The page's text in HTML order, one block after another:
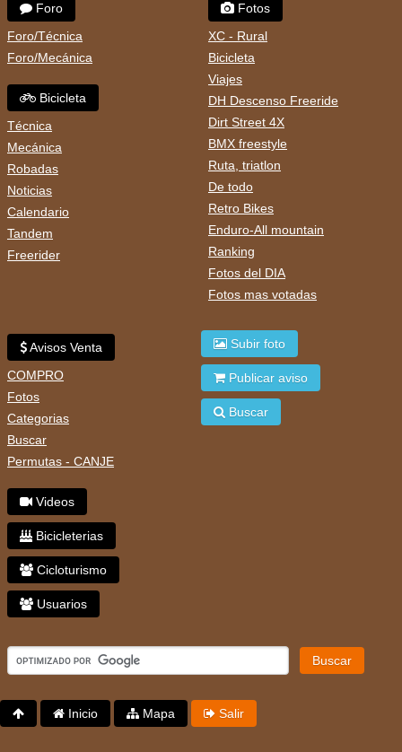
Foro
Foro/Técnica
Foro/Mecánica
Bicicleta
Técnica
Mecánica
Robadas
Noticias
Calendario
Tandem
Freerider
Fotos
XC - Rural
Bicicleta
Viajes
DH Descenso Freeride
Dirt Street 4X
BMX freestyle
Ruta, triatlon
De todo
Retro Bikes
Enduro-All mountain
Ranking
Fotos del DIA
Fotos mas votadas
Avisos Venta
COMPRO
Fotos
Categorias
Buscar
Permutas - CANJE
Videos
Bicicleterias
Cicloturismo
Usuarios
Subir foto
Publicar aviso
Buscar
Buscar
Inicio Mapa Salir